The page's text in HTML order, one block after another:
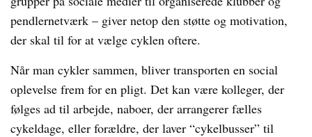
pendlernetværk – giver netop den støtte og motivation,
der skal til for at vælge cyklen oftere.
Når man cykler sammen, bliver transporten en social
oplevelse frem for en pligt. Det kan være kolleger, der
følges ad til arbejde, naboer, der arrangerer fælles
cykeldage, eller forældre, der laver “cykelbusser” til